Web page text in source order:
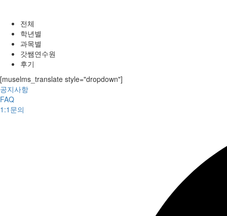
전체
학년별
과목별
갓쌤연수원
후기
[muselms_translate style="dropdown"]
공지사항
FAQ
1:1문의